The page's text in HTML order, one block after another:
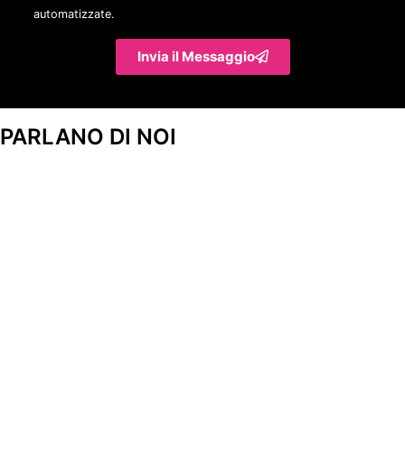
automatizzate.
Invia il Messaggio
PARLANO DI NOI